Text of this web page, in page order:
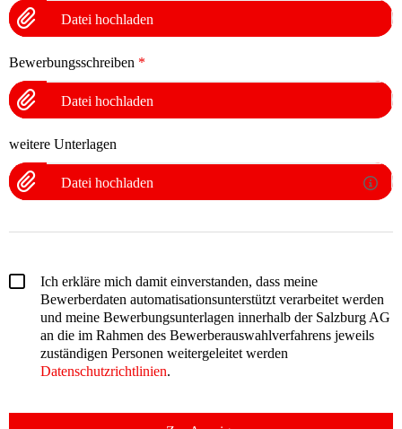
Datei hochladen
Bewerbungsschreiben *
Datei hochladen
weitere Unterlagen
Datei hochladen
Ich erkläre mich damit einverstanden, dass meine
Bewerberdaten automatisationsunterstützt verarbeitet werden
und meine Bewerbungsunterlagen innerhalb der Salzburg AG
an die im Rahmen des Bewerberauswahlverfahrens jeweils
zuständigen Personen weitergeleitet werden
Datenschutzrichtlinien.